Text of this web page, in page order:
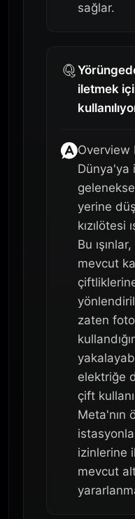
sağlar.
iletmek
Overview
Dünya'ya
yerine
kızılötesi
Bu
mevcut
zaten
elektriğe
çift
Meta'nın
izinlerine
mevcut